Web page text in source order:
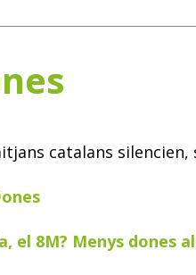
catalans
el 8M? Menys dones